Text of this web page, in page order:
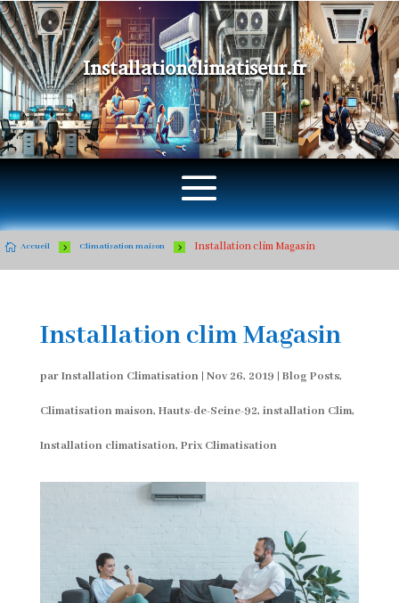
Installationclimatiseur.fr
 Accueil 5 Climatisation maison 5 Installation clim Magasin
Installation clim Magasin
parInstallation Climatisation | Nov 26, 2019 | Blog Posts,
Climatisation maison, Hauts-de-Seine-92, installation Clim,
Installation climatisation, Prix Climatisation